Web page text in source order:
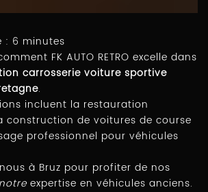
: 6 minutes
FK AUTO RETRO excelle dans
carrosserie voiture sportive
.
incluent la restauration
construction de voitures de course
professionnel pour véhicules
à Bruz pour profiter de nos
notre expertise en véhicules anciens.